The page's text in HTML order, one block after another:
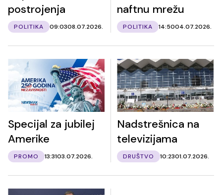
postrojenja
POLITIKA 09:0308.07.2026.
naftnu mrežu
POLITIKA 14:5004.07.2026.
Specijal za jubilej
Amerike
PROMO 13:3103.07.2026.
Nadstrešnica na
televizijama
DRUŠTVO 10:2301.07.2026.